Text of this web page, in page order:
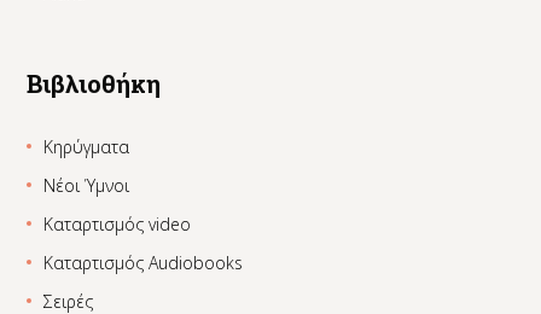
Βιβλιοθήκη
Κηρύγματα
Νέοι Ύμνοι
Καταρτισμός video
Καταρτισμός Audiobooks
Σειρές